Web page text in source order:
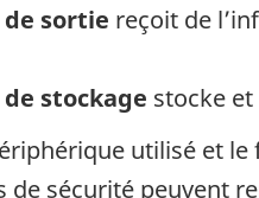
sortie reçoit de
stockage stocke
utilisé et
de sécurité peuvent